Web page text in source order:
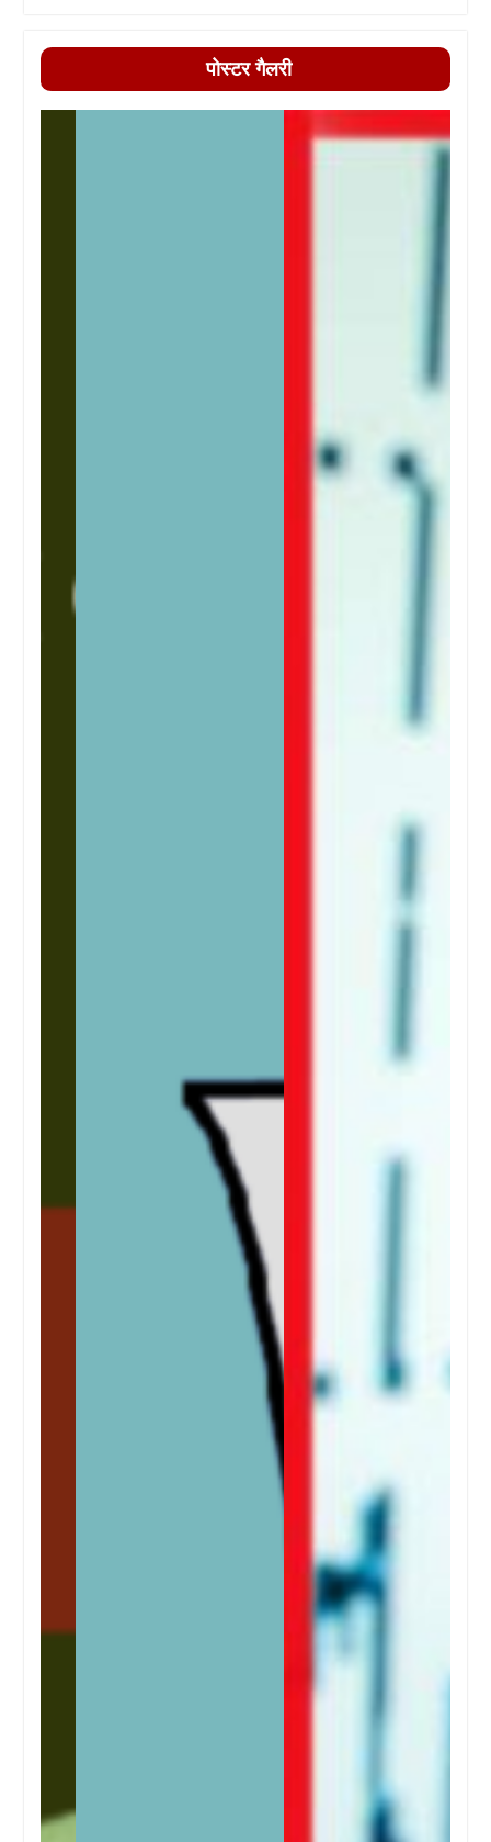
पोस्टर गैलरी